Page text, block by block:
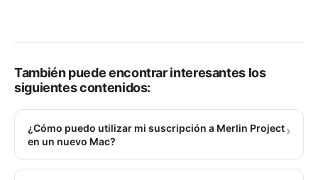
También puede encontrar interesantes los
siguientes contenidos:
¿Cómo puedo utilizar mi suscripción a Merlin Project
en un nuevo Mac?
›